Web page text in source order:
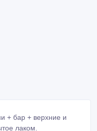
+ бар + верхние и
лаком.